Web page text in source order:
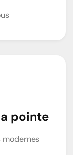
pointe
modernes